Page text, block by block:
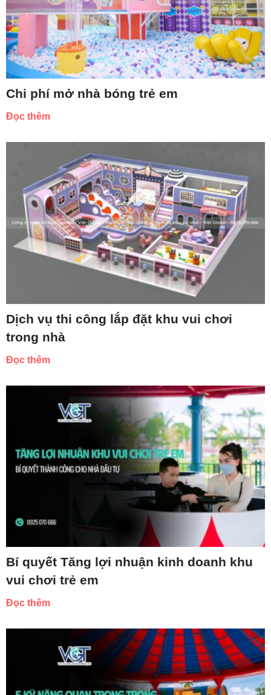
Chi phí mở nhà bóng trẻ em
Đọc thêm
Dịch vụ thi công lắp đặt khu vui chơi
trong nhà
Đọc thêm
Bí quyết Tăng lợi nhuận kinh doanh khu
vui chơi trẻ em
Đọc thêm